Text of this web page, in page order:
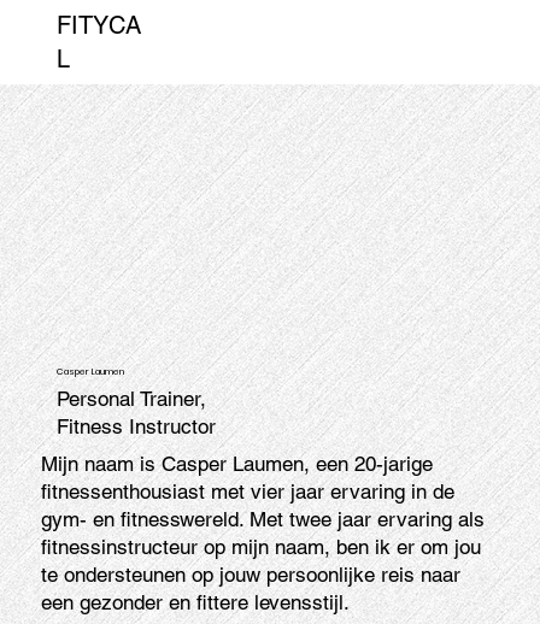
FITYCA
L
Casper Laumen
Personal Trainer,
Fitness Instructor
Mijn naam is Casper Laumen, een 20-jarige
fitnessenthousiast met vier jaar ervaring in de
gym- en fitnesswereld. Met twee jaar ervaring als
fitnessinstructeur op mijn naam, ben ik er om jou
te ondersteunen op jouw persoonlijke reis naar
een gezonder en fittere levensstijl.